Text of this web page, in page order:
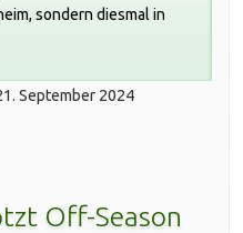
sondern diesmal in
September 2024
Off-Season